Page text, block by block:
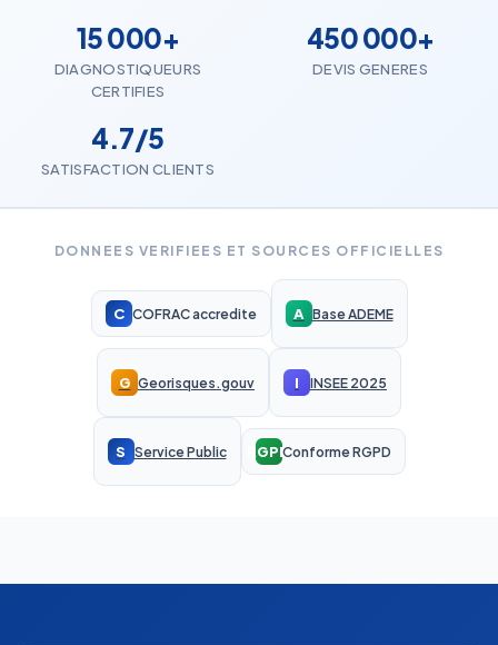
15 000+
DIAGNOSTIQUEURS
CERTIFIES
450 000+
DEVIS GENERES
4.7/5
SATISFACTION CLIENTS
DONNEES VERIFIEES ET SOURCES OFFICIELLES
C COFRAC accredite A Base ADEME
G Georisques.gouv I INSEE 2025
S Service Public RGPDConforme RGPD